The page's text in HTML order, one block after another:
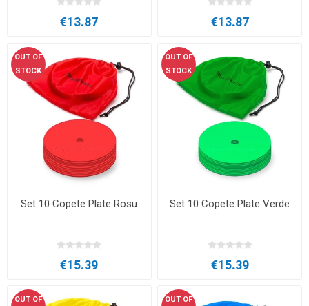
€13.87 €13.87
OUT OF
STOCK
Set 10 Copete Plate Rosu
€15.39
OUT OF
STOCK
Set 10 Copete Plate Verde
€15.39
OUT OF
OUT OF